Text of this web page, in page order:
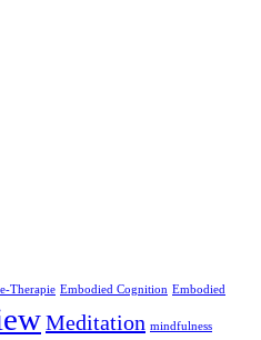
Therapie Embodied Cognition Embodied
Meditation mindfulness